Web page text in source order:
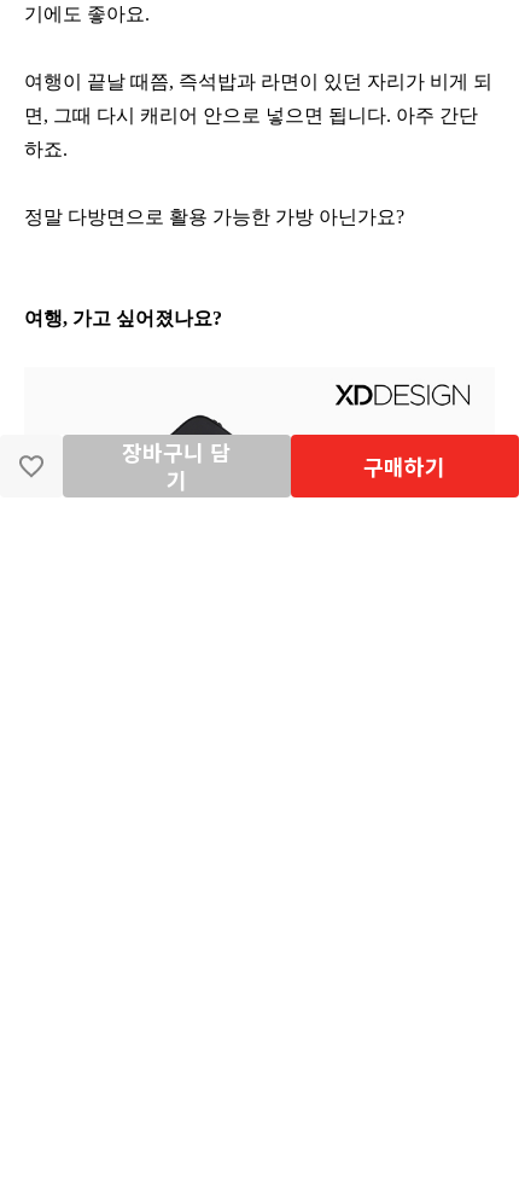
기에도 좋아요.
여행이 끝날 때쯤, 즉석밥과 라면이 있던 자리가 비게 되
면, 그때 다시 캐리어 안으로 넣으면 됩니다. 아주 간단
하죠.
정말 다방면으로 활용 가능한 가방 아닌가요?
여행, 가고 싶어졌나요?
장바구니 담
기
구매하기